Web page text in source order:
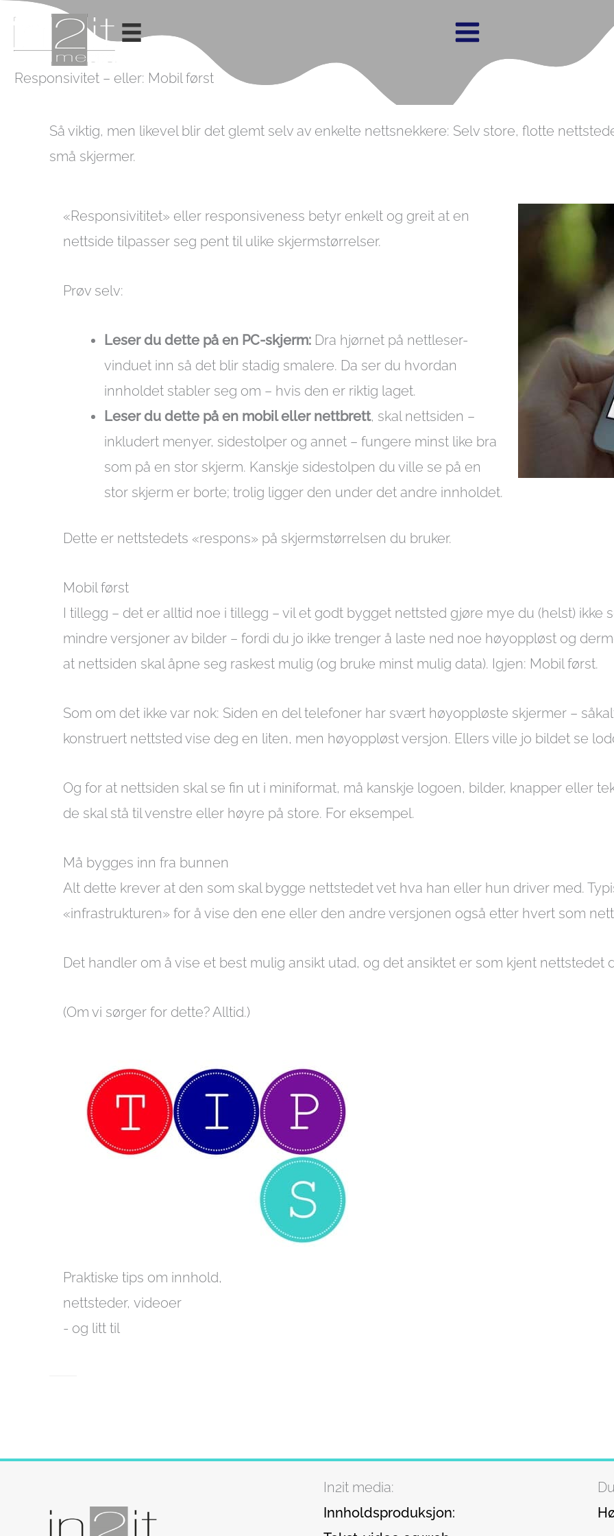
Responsivitet – eller: Mobil først
Så viktig, men likevel blir det glemt selv av enkelte nettsnekkere: Selv store, flotte
små skjermer.
«Responsivititet» eller responsiveness betyr enkelt og greit at en
nettside tilpasser seg pent til ulike skjermstørrelser.
Prøv selv:
Leser du dette på en PC-skjerm: Dra hjørnet på nettleser-
vinduet inn så det blir stadig smalere. Da ser du hvordan
innholdet stabler seg om – hvis den er riktig laget.
Leser du dette på en mobil eller nettbrett, skal nettsiden –
inkludert menyer, sidestolper og annet – fungere minst like bra
som på en stor skjerm. Kanskje sidestolpen du ville se på en
stor skjerm er borte; trolig ligger den under det andre innholdet.
Dette er nettstedets «respons» på skjermstørrelsen du bruker.
Mobil først
I tillegg – det er alltid noe i tillegg – vil et godt bygget nettsted gjøre mye du (helst) ikke
mindre versjoner av bilder – fordi du jo ikke trenger å laste ned noe høyoppløst og
at nettsiden skal åpne seg raskest mulig (og bruke minst mulig data). Igjen: Mobil først.
Som om det ikke var nok: Siden en del telefoner har svært høyoppløste skjermer –
konstruert nettsted vise deg en liten, men høyoppløst versjon. Ellers ville jo bildet se
Og for at nettsiden skal se fin ut i miniformat, må kanskje logoen, bilder, knapper eller
de skal stå til venstre eller høyre på store. For eksempel.
Må bygges inn fra bunnen
Alt dette krever at den som skal bygge nettstedet vet hva han eller hun driver med.
«infrastrukturen» for å vise den ene eller den andre versjonen også etter hvert som
Det handler om å vise et best mulig ansikt utad, og det ansiktet er som kjent nettstedet
(Om vi sørger for dette? Alltid.)
Praktiske tips om innhold,
nettsteder, videoer
- og litt til
In2it media:
Innholdsproduksjon: